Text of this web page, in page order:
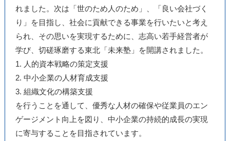
れました。次は「世のため人のため」、「良い会社づく
り」を目指し、社会に貢献できる事業を行いたいと考え
られ、その思いを実現するために、志高い若手経営者が
学び、切磋琢磨する東北「未来塾」を開講されました。
1. 人的資本戦略の策定支援
2. 中小企業の人材育成支援
3. 組織文化の構築支援
を行うことを通して、優秀な人材の確保や従業員のエン
ゲージメント向上を図り、中小企業の持続的成長の実現
に寄与することを目指されています。